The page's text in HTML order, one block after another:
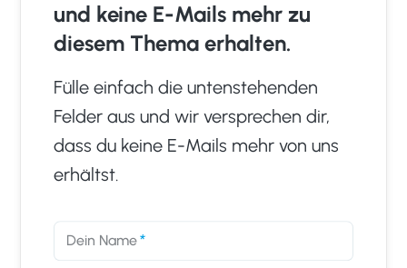
und keine E-Mails mehr zu
diesem Thema erhalten.
Fülle einfach die untenstehenden
Felder aus und wir versprechen dir,
dass du keine E-Mails mehr von uns
erhältst.
Dein Name